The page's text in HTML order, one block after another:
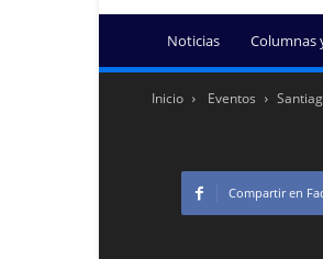
Noticias Columnas
Inicio Eventos
Compartir en